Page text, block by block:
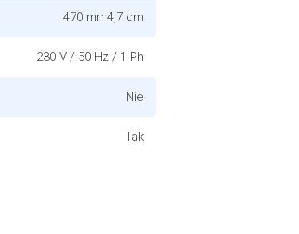
470 mm4,7 dm
230 V / 50 Hz / 1 Ph
Nie
Tak